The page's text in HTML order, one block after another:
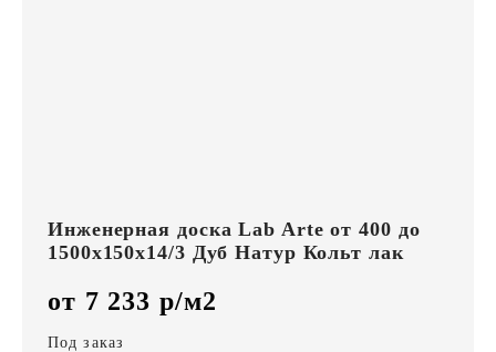
Инженерная доска Lab Arte от 400 до
1500х150х14/3 Дуб Натур Кольт лак
от 7 233 р/м2
Под заказ